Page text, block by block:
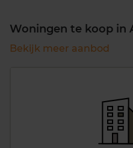
Woningen te koop in
Bekijk meer aanbod